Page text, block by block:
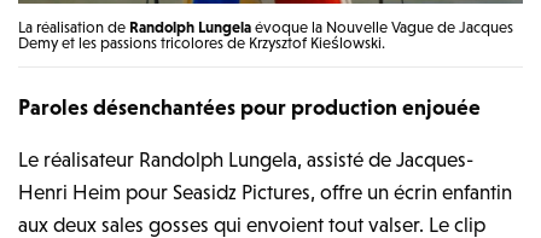
La réalisation de Randolph Lungela évoque la Nouvelle Vague de Jacques
Demy et les passions tricolores de Krzysztof Kieślowski.
Paroles désenchantées pour production enjouée
Le réalisateur Randolph Lungela, assisté de Jacques-
Henri Heim pour Seasidz Pictures, offre un écrin enfantin
aux deux sales gosses qui envoient tout valser. Le clip